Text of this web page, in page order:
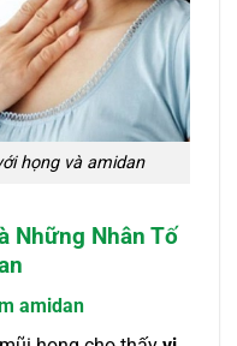
họng và amidan
Những Nhân Tố
amidan